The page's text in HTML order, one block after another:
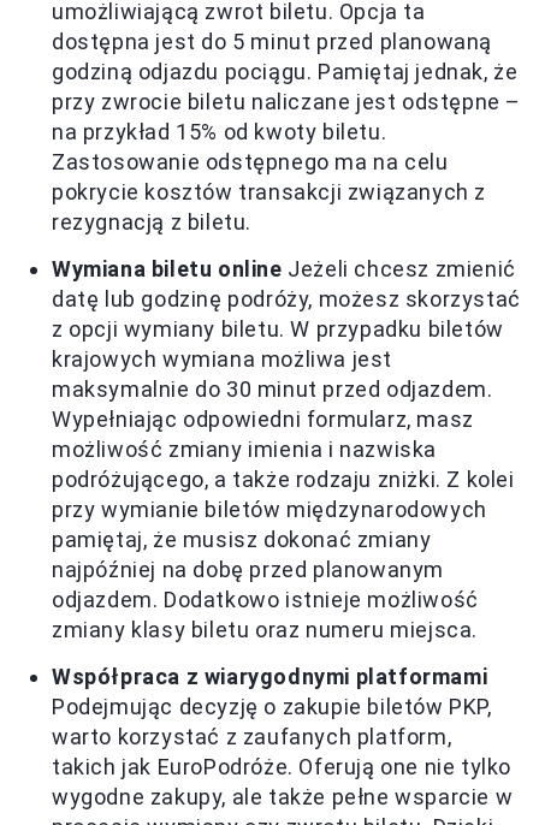
umożliwiającą zwrot biletu. Opcja ta
dostępna jest do 5 minut przed planowaną
godziną odjazdu pociągu. Pamiętaj jednak, że
przy zwrocie biletu naliczane jest odstępne –
na przykład 15% od kwoty biletu.
Zastosowanie odstępnego ma na celu
pokrycie kosztów transakcji związanych z
rezygnacją z biletu.
Wymiana biletu online Jeżeli chcesz zmienić
datę lub godzinę podróży, możesz skorzystać
z opcji wymiany biletu. W przypadku biletów
krajowych wymiana możliwa jest
maksymalnie do 30 minut przed odjazdem.
Wypełniając odpowiedni formularz, masz
możliwość zmiany imienia i nazwiska
podróżującego, a także rodzaju zniżki. Z kolei
przy wymianie biletów międzynarodowych
pamiętaj, że musisz dokonać zmiany
najpóźniej na dobę przed planowanym
odjazdem. Dodatkowo istnieje możliwość
zmiany klasy biletu oraz numeru miejsca.
Współpraca z wiarygodnymi platformami
Podejmując decyzję o zakupie biletów PKP,
warto korzystać z zaufanych platform,
takich jak EuroPodróże. Oferują one nie tylko
wygodne zakupy, ale także pełne wsparcie w